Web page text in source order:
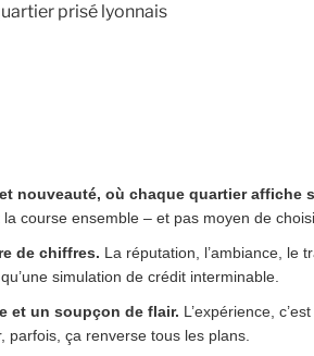
prisé lyonnais
nouveauté, où chaque quartier affiche
course ensemble – et pas moyen de
de chiffres. La réputation, l’ambiance, le
simulation de crédit interminable.
et un soupçon de flair. L’expérience,
parfois, ça renverse tous les plans.